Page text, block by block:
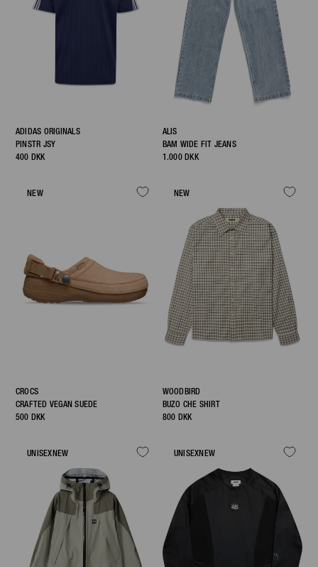
ADIDAS ORIGINALS
PINSTR JSY
400 DKK
ALIS
BAM WIDE FIT JEANS
1.000 DKK
NEW
CROCS
CRAFTED VEGAN SUEDE
500 DKK
NEW
WOODBIRD
BUZO CHE SHIRT
800 DKK
UNISEX NEW UNISEXNEW